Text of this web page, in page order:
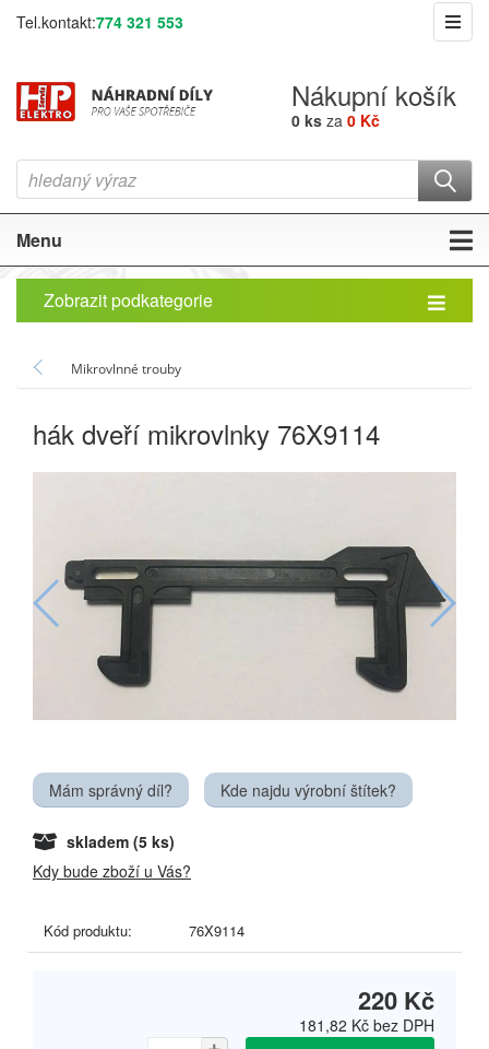
Tel.kontakt:774 321 553
Nákupní košík
0 ks za 0 Kč
Menu
Zobrazit podkategorie
Mikrovlnné trouby
hák dveří mikrovlnky 76X9114
Mám správný díl? Kde najdu výrobní štítek?
skladem (5 ks)
Kdy bude zboží u Vás?
Kód produktu: 76X9114
220 Kč
181,82 Kč bez DPH